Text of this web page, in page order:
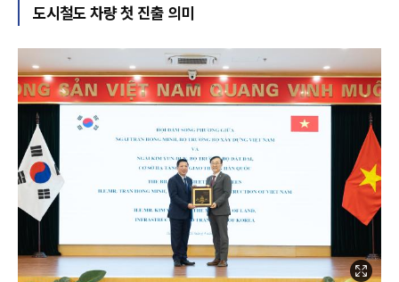
도시철도 차량 첫 진출 의미